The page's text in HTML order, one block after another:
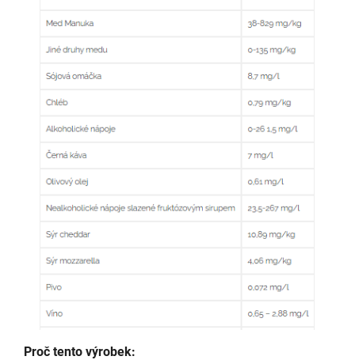
Proč tento výrobek: